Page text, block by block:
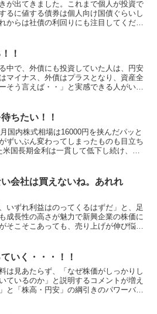
が出てきました。これまで個人が投資で
るに値する債券は個人向け国債ぐらいし
からは社債の利回りにも注目してくださ
！
中で、外債にも投資していた人は、円安
マイナス、外債はプラスとなり、資産全
そう言えば・・」と実感できる人がいら
ちたい！！
国内株式相場は16000円を挟んだパッと
ずいぶん変わってしまったものも目立ち
国長期金利は一貫して低下し続け、
会社は買えないね。あれれ
いずれ利益はのってくるはずだ」と、足
成長性の高さが魅力で新興企業の株価に
そこそこあっても、売り上げが伸び悩ん
いく・・・！！
は見あたらず、「なぜ株価がしっかりし
ているのか」と説明するコメントが増え
と「株高・円安」の綱引きのパワーバラ